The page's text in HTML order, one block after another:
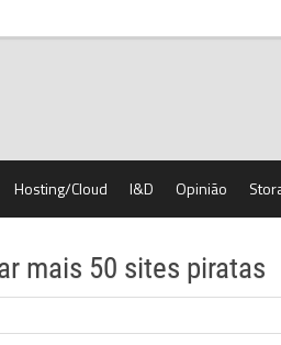
Hosting/Cloud I&D Opinião
mais 50 sites piratas